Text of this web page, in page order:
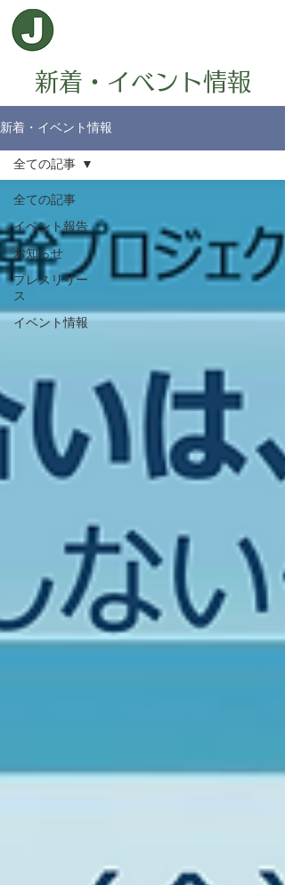
新着・イベント情報
新着・イベント情報
全ての記事
イベント報告
お知らせ
プレスリリー
ス
イベント情報
全ての記事